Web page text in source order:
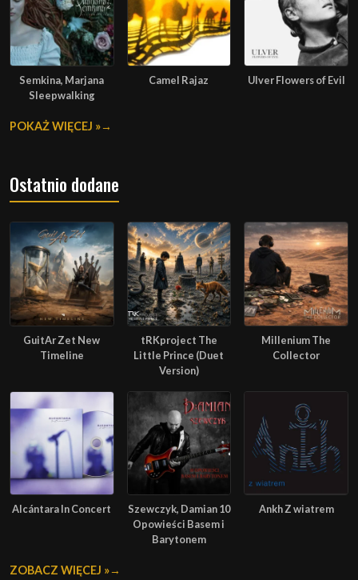
Semkina, Marjana
Sleepwalking
Camel Rajaz Ulver Flowers of Evil
POKAŻ WIĘCEJ »
Ostatnio dodane
GuitAr Zet New
Timeline
tRKproject The
Little Prince (Duet
Version)
Millenium The
Collector
Alcántara In Concert
Szewczyk, Damian 10
Opowieści Basem i
Barytonem
Ankh Z wiatrem
ZOBACZ WIĘCEJ »